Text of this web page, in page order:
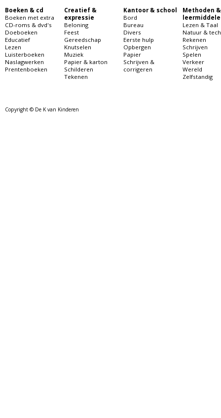
Boeken & cd
Boeken met extra
CD-roms & dvd's
Doeboeken
Educatief
Lezen
Luisterboeken
Naslagwerken
Prentenboeken
Creatief &
expressie
Beloning
Feest
Gereedschap
Knutselen
Muziek
Papier & karton
Schilderen
Tekenen
Kantoor & school
Bord
Bureau
Divers
Eerste hulp
Opbergen
Papier
Schrijven &
corrigeren
Methoden &
Lezen & Taal
Natuur &
Rekenen
Schrijven
Spelen
Verkeer
Wereld
Zelfstandig
Copyright © De K van Kinderen